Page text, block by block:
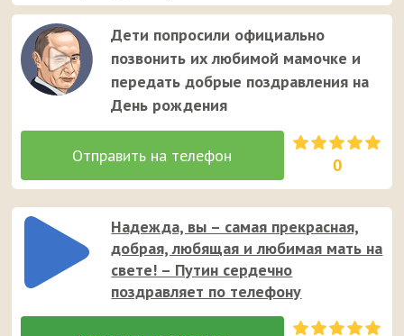
Дети попросили официально
позвонить их любимой мамочке и
передать добрые поздравления на
День рождения
0
Надежда, вы – самая прекрасная,
добрая, любящая и любимая мать на
свете! – Путин сердечно
поздравляет по телефону